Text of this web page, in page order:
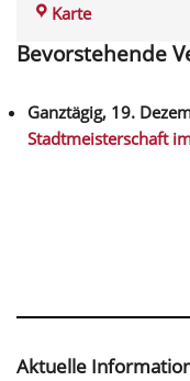
Karte
Bevorstehende
Ganztägig, 19.
Stadtmeisterschaft
Aktuelle